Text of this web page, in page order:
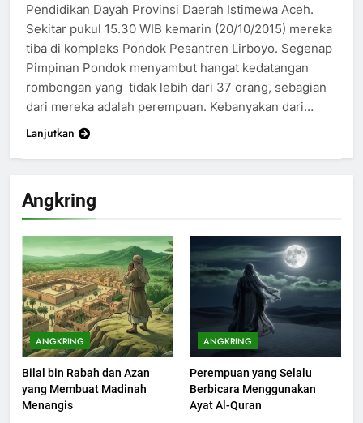
Angkring
ANGKRING
Bilal bin Rabah dan Azan
yang Membuat Madinah
Menangis
ANGKRING
Perempuan yang Selalu
Berbicara Menggunakan
Ayat Al-Quran
200
Khutbah Idul Fitri di Rumah
KHUTBAH
201
Khutbah jumat: Sejarah
Seebagai Pembangkit Jiwa
Pendidikan Dayah Provinsi Daerah Istimewa Aceh.
Sekitar pukul 15.30 WIB kemarin (20/10/2015) mereka
tiba di kompleks Pondok Pesantren Lirboyo. Segenap
Pimpinan Pondok menyambut hangat kedatangan
rombongan yang tidak lebih dari 37 orang, sebagian
dari mereka adalah perempuan. Kebanyakan dari…
Lanjutkan